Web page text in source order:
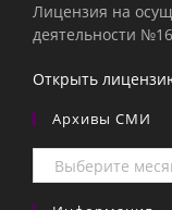
Лицензия на
деятельности
Открыть
Архивы СМИ
Архивы
СМИ